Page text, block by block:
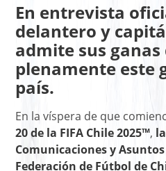
En entrevista
delantero y
admite sus
plenamente este
país.
En la víspera de que
20 de la FIFA Chile 2025™,
Comunicaciones y
Federación de Fútbol de